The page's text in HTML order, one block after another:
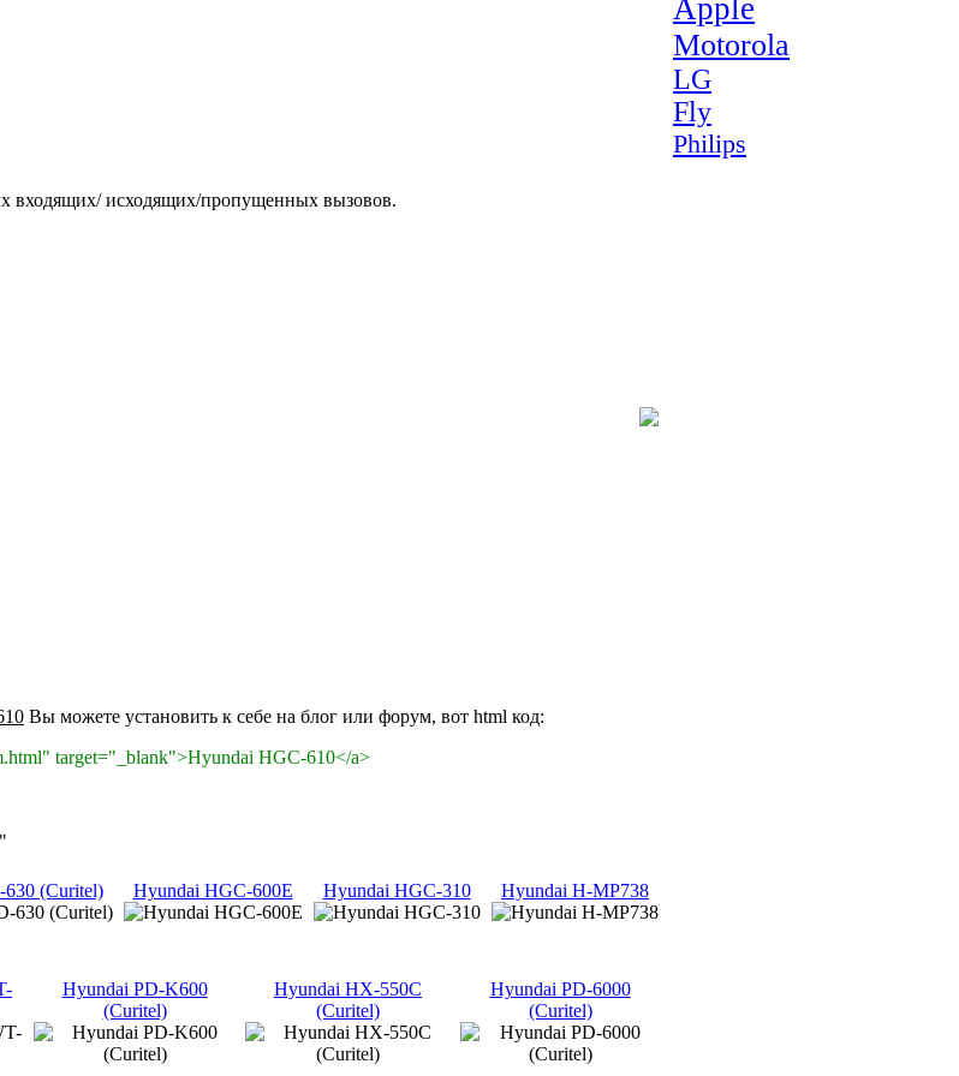
входящих/ исходящих/пропущенных вызовов.
Вы можете установить к себе на блог или форум, вот html код:
target="_blank">Hyundai HGC-610</a>
"
(Curitel) Hyundai HGC-600E Hyundai HGC-310 Hyundai H-MP738
Hyundai PD-K600
(Curitel)
Hyundai HX-550C
(Curitel)
Hyundai PD-6000
(Curitel)
Apple
Motorola
LG
Fly
Philips